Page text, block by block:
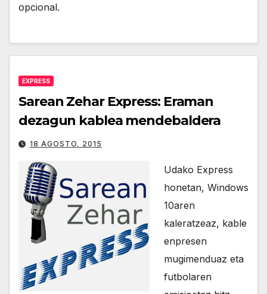
opcional.
EXPRESS
Sarean Zehar Express: Eraman
dezagun kablea mendebaldera
18 AGOSTO, 2015
Udako Express
honetan, Windows
10aren
kaleratzeaz, kable
enpresen
mugimenduaz eta
futbolaren